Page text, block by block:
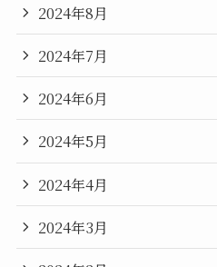
2024年8月
2024年7月
2024年6月
2024年5月
2024年4月
2024年3月